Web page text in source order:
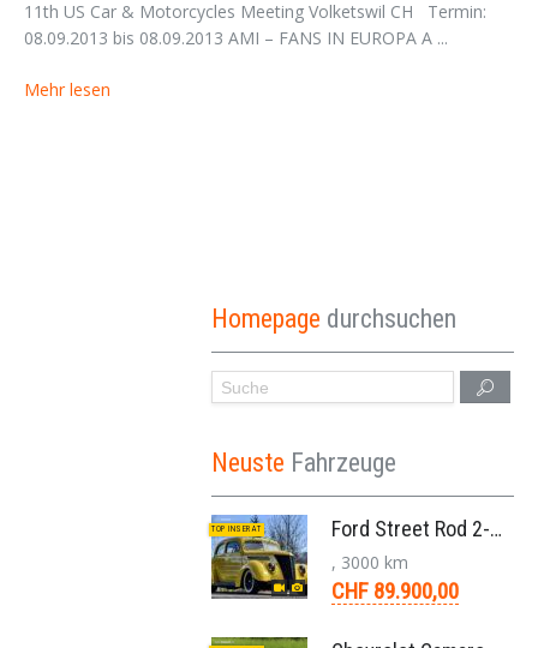
11th US Car & Motorcycles Meeting Volketswil CH Termin:
08.09.2013 bis 08.09.2013 AMI – FANS IN EUROPA A ...
Mehr lesen
Homepage durchsuchen
Neuste Fahrzeuge
TOP INSERAT Ford Street Rod 2-Door V8 Aut. 1937
, 3000 km
CHF 89.900,00